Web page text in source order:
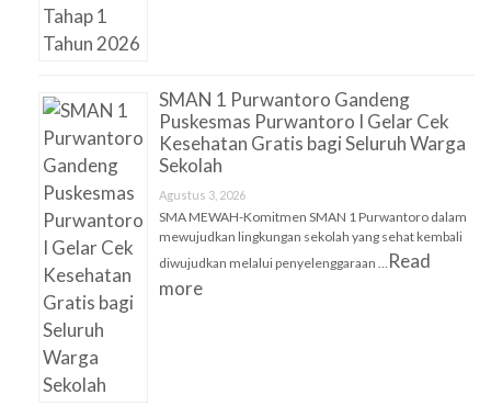
SMAN 1 Purwantoro Gandeng
Puskesmas Purwantoro I Gelar Cek
Kesehatan Gratis bagi Seluruh Warga
Sekolah
Agustus 3, 2026
SMA MEWAH-Komitmen SMAN 1 Purwantoro dalam
mewujudkan lingkungan sekolah yang sehat kembali
diwujudkan melalui penyelenggaraan … Read
more